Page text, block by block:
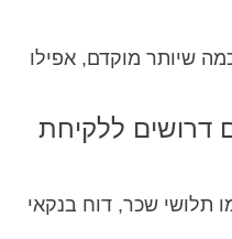
שיותר מוקדם, אפילו
דרושים ללקיחת
תלושי שכר, דוח בנקאי